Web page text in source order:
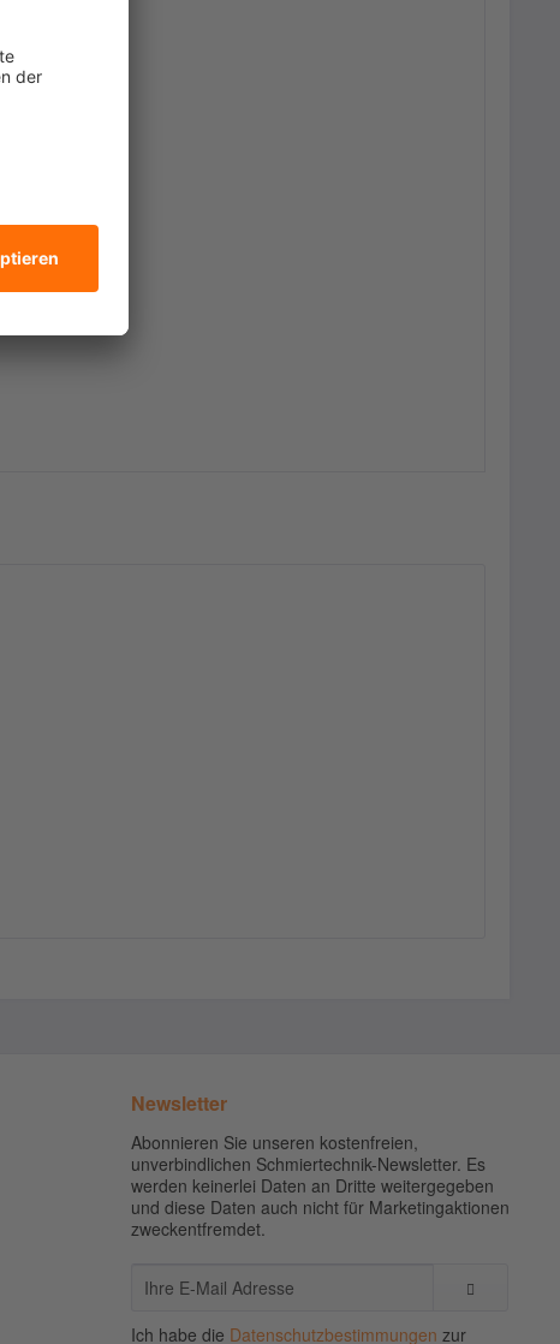
Newsletter
Abonnieren Sie unseren kostenfreien,
unverbindlichen Schmiertechnik-Newsletter. Es
werden keinerlei Daten an Dritte weitergegeben
und diese Daten auch nicht für Marketingaktionen
zweckentfremdet.
Ich habe die Datenschutzbestimmungen zur